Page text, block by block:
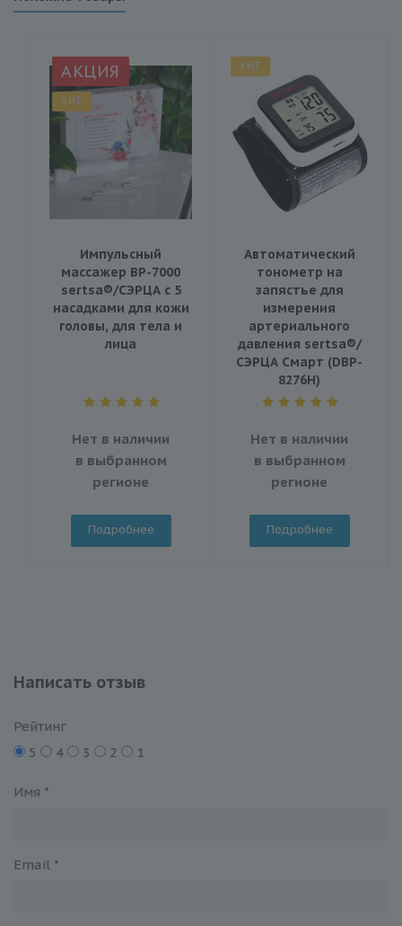
АКЦИЯ
ХИТ
Импульсный
массажер BP-7000
sertsa®/СЭРЦА с 5
насадками для кожи
головы, для тела и
лица
Нет в наличии
в выбранном
регионе
Подробнее
ХИТ
Автоматический
тонометр на
запястье для
измерения
артериального
давления sertsa®/
СЭРЦА Смарт (DBP-
8276H)
Нет в наличии
в выбранном
регионе
Подробнее
Написать отзыв
Рейтинг
5
4 3 2 1
Имя *
Email *